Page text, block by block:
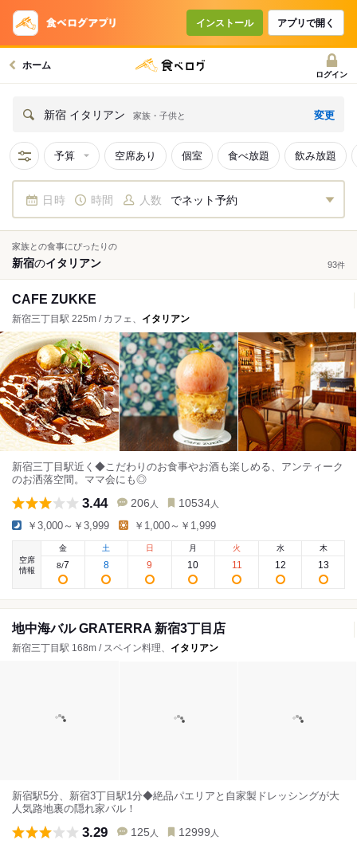
インストール アプリで開く
ホーム
ログイン
新宿 イタリアン 家族・子供と 変更
予算 空席あり 個室 食べ放題 飲み放題
日時 時間 人数 でネット予約
家族との食事にぴったりの
新宿のイタリアン 93件
CAFE ZUKKE
新宿三丁目駅 225m / カフェ、 イタリアン
新宿三丁目駅近く◆こだわりのお食事やお酒も楽しめる、アンティーク
のお洒落空間。ママ会にも◎
3.44 206 人 10534 人
￥3,000～￥3,999 ￥1,000～￥1,999
空席
情報
金
8/7
土
8
日
9
月
10
火
11
水
12
木
13
地中海バル GRATERRA 新宿3丁目店
新宿三丁目駅 168m / スペイン料理、 イタリアン
新宿駅5分、新宿3丁目駅1分◆絶品パエリアと自家製ドレッシングが大
人気路地裏の隠れ家バル！
3.29 125 人 12999 人